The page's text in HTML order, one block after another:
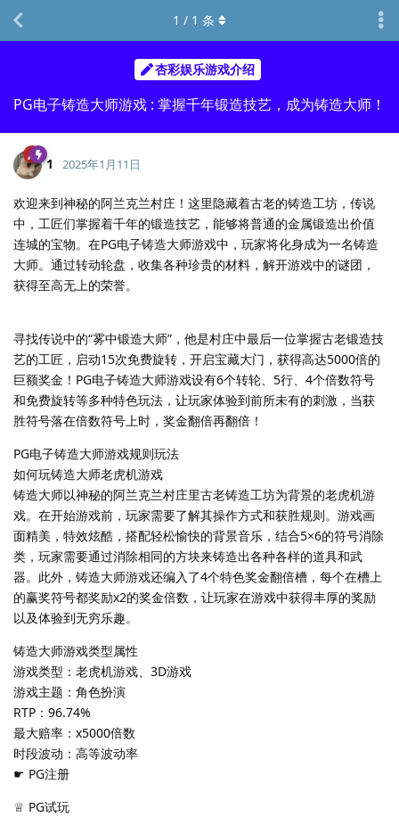
杏彩娱乐游戏介绍
PG电子铸造大师游戏 : 掌握千年锻造技艺，成为铸造大师！
1 / 1 条
1 2025年1月11日
欢迎来到神秘的阿兰克兰村庄！这里隐藏着古老的铸造工坊，传说
中，工匠们掌握着千年的锻造技艺，能够将普通的金属锻造出价值
连城的宝物。在PG电子铸造大师游戏中，玩家将化身成为一名铸造
大师。通过转动轮盘，收集各种珍贵的材料，解开游戏中的谜团，
获得至高无上的荣誉。
寻找传说中的“雾中锻造大师”，他是村庄中最后一位掌握古老锻造技
艺的工匠，启动15次免费旋转，开启宝藏大门，获得高达5000倍的
巨额奖金！PG电子铸造大师游戏设有6个转轮、5行、4个倍数符号
和免费旋转等多种特色玩法，让玩家体验到前所未有的刺激，当获
胜符号落在倍数符号上时，奖金翻倍再翻倍！
PG电子铸造大师游戏规则玩法
如何玩铸造大师老虎机游戏
铸造大师以神秘的阿兰克兰村庄里古老铸造工坊为背景的老虎机游
戏。在开始游戏前，玩家需要了解其操作方式和获胜规则。游戏画
面精美，特效炫酷，搭配轻松愉快的背景音乐，结合5×6的符号消除
类，玩家需要通过消除相同的方块来铸造出各种各样的道具和武
器。此外，铸造大师游戏还编入了4个特色奖金翻倍槽，每个在槽上
的赢奖符号都奖励x2的奖金倍数，让玩家在游戏中获得丰厚的奖励
以及体验到无穷乐趣。
铸造大师游戏类型属性
游戏类型：老虎机游戏、3D游戏
游戏主题：角色扮演
RTP：96.74%
最大赔率：x5000倍数
时段波动：高等波动率
☛ PG注册
♕ PG试玩